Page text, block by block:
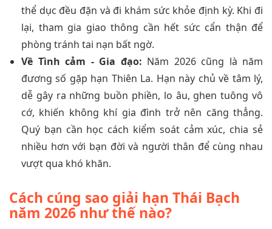
thể dục đều đặn và đi khám sức khỏe định kỳ. Khi đi
lại, tham gia giao thông cần hết sức cẩn thận để
phòng tránh tai nạn bất ngờ.
Về Tình cảm - Gia đạo: Năm 2026 cũng là năm
đương số gặp hạn Thiên La. Hạn này chủ về tâm lý,
dễ gây ra những buồn phiền, lo âu, ghen tuông vô
cớ, khiến không khí gia đình trở nên căng thẳng.
Quý bạn cần học cách kiểm soát cảm xúc, chia sẻ
nhiều hơn với bạn đời và người thân để cùng nhau
vượt qua khó khăn.
Cách cúng sao giải hạn Thái Bạch
năm 2026 như thế nào?